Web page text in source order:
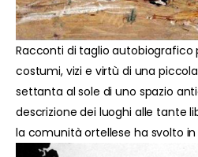
Racconti di taglio autobiografico
costumi, vizi e virtù di una
settanta al sole di uno spazio
descrizione dei luoghi alle tante
la comunità ortellese ha svolto